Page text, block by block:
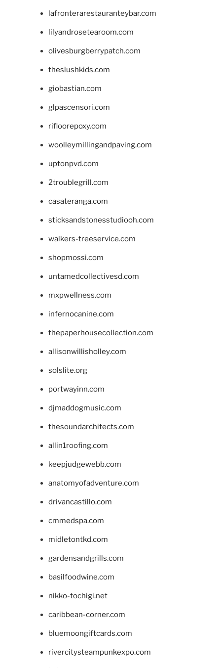
lafronterarestauranteybar.com
lilyandrosetearoom.com
olivesburgberrypatch.com
theslushkids.com
giobastian.com
glpascensori.com
rifloorepoxy.com
woolleymillingandpaving.com
uptonpvd.com
2troublegrill.com
casateranga.com
sticksandstonesstudiooh.com
walkers-treeservice.com
shopmossi.com
untamedcollectivesd.com
mxpwellness.com
infernocanine.com
thepaperhousecollection.com
allisonwillisholley.com
solslite.org
portwayinn.com
djmaddogmusic.com
thesoundarchitects.com
allin1roofing.com
keepjudgewebb.com
anatomyofadventure.com
drivancastillo.com
cmmedspa.com
midletontkd.com
gardensandgrills.com
basilfoodwine.com
nikko-tochigi.net
caribbean-corner.com
bluemoongiftcards.com
rivercitysteampunkexpo.com